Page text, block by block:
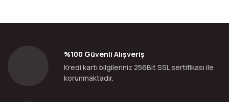
%100 Güvenli Alışveriş
Kredi kartı bilgileriniz 256Bit SSL sertifikası ile
korunmaktadır.